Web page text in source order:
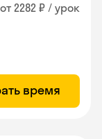
от 2282 ₽ / урок
время